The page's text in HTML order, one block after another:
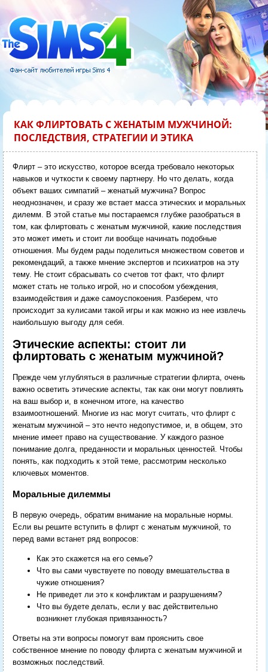
КАК ФЛИРТОВАТЬ С ЖЕНАТЫМ МУЖЧИНОЙ:
ПОСЛЕДСТВИЯ, СТРАТЕГИИ И ЭТИКА
Флирт – это искусство, которое всегда требовало некоторых
навыков и чуткости к своему партнеру. Но что делать, когда
объект ваших симпатий – женатый мужчина? Вопрос
неоднозначен, и сразу же встает масса этических и моральных
дилемм. В этой статье мы постараемся глубже разобраться в
том, как флиртовать с женатым мужчиной, какие последствия
это может иметь и стоит ли вообще начинать подобные
отношения. Мы будем рады поделиться множеством советов и
рекомендаций, а также мнение экспертов и психиатров на эту
тему. Не стоит сбрасывать со счетов тот факт, что флирт
может стать не только игрой, но и способом убеждения,
взаимодействия и даже самоуспокоения. Разберем, что
происходит за кулисами такой игры и как можно из нее извлечь
наибольшую выгоду для себя.
Этические аспекты: стоит ли
флиртовать с женатым мужчиной?
Прежде чем углубляться в различные стратегии флирта, очень
важно осветить этические аспекты, так как они могут повлиять
на ваш выбор и, в конечном итоге, на качество
взаимоотношений. Многие из нас могут считать, что флирт с
женатым мужчиной – это нечто недопустимое, и, в общем, это
мнение имеет право на существование. У каждого разное
понимание долга, преданности и моральных ценностей. Чтобы
понять, как подходить к этой теме, рассмотрим несколько
ключевых моментов.
Моральные дилеммы
В первую очередь, обратим внимание на моральные нормы.
Если вы решите вступить в флирт с женатым мужчиной, то
перед вами встанет ряд вопросов:
Как это скажется на его семье?
Что вы сами чувствуете по поводу вмешательства в
чужие отношения?
Не приведет ли это к конфликтам и разрушениям?
Что вы будете делать, если у вас действительно
возникнет глубокая привязанность?
Ответы на эти вопросы помогут вам прояснить свое
собственное мнение по поводу флирта с женатым мужчиной и
возможных последствий.